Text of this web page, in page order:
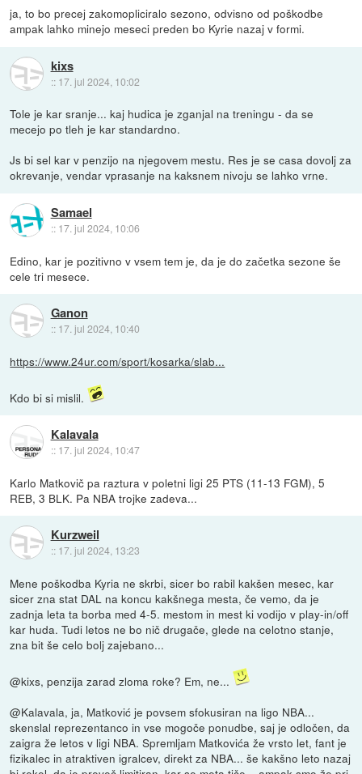
ja, to bo precej zakomopliciralo sezono, odvisno od poškodbe
ampak lahko minejo meseci preden bo Kyrie nazaj v formi.
kixs
:: 17. jul 2024, 10:02
Tole je kar sranje... kaj hudica je zganjal na treningu - da se
mecejo po tleh je kar standardno.
Js bi sel kar v penzijo na njegovem mestu. Res je se casa dovolj za
okrevanje, vendar vprasanje na kaksnem nivoju se lahko vrne.
Samael
:: 17. jul 2024, 10:06
Edino, kar je pozitivno v vsem tem je, da je do začetka sezone še
cele tri mesece.
Ganon
:: 17. jul 2024, 10:40
https://www.24ur.com/sport/kosarka/slab...
Kdo bi si mislil.
Kalavala
:: 17. jul 2024, 10:47
Karlo Matkovič pa raztura v poletni ligi 25 PTS (11-13 FGM), 5
REB, 3 BLK. Pa NBA trojke zadeva...
Kurzweil
:: 17. jul 2024, 13:23
Mene poškodba Kyria ne skrbi, sicer bo rabil kakšen mesec, kar
sicer zna stat DAL na koncu kakšnega mesta, če vemo, da je
zadnja leta ta borba med 4-5. mestom in mest ki vodijo v play-in/off
kar huda. Tudi letos ne bo nič drugače, glede na celotno stanje,
zna bit še celo bolj zajebano...
@kixs, penzija zarad zloma roke? Em, ne...
@Kalavala, ja, Matković je povsem sfokusiran na ligo NBA...
skenslal reprezentanco in vse mogoče ponudbe, saj je odločen, da
zaigra že letos v ligi NBA. Spremljam Matkovića že vrsto let, fant je
fizikalec in atraktiven igralcev, direkt za NBA... še kakšno leto nazaj